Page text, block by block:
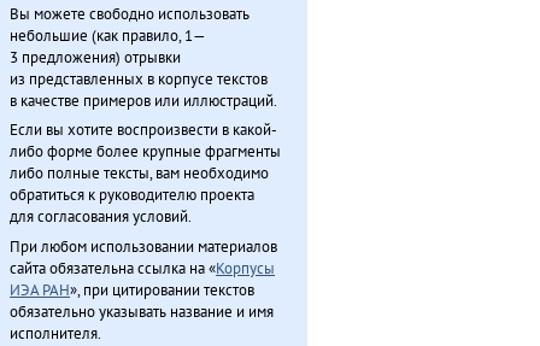
Вы можете свободно использовать
небольшие (как правило, 1—
3 предложения) отрывки
из представленных в корпусе текстов
в качестве примеров или иллюстраций.
Если вы хотите воспроизвести в какой-
либо форме более крупные фрагменты
либо полные тексты, вам необходимо
обратиться к руководителю проекта
для согласования условий.
При любом использовании материалов
сайта обязательна ссылка на «Корпусы
ИЭА РАН», при цитировании текстов
обязательно указывать название и имя
исполнителя.